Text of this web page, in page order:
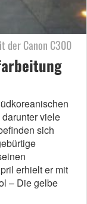
der Canon C300
darunter viele
sich
erhielt er mit
– Die gelbe